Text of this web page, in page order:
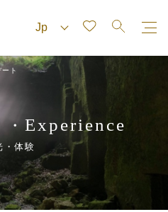
ート
・ Experience
・体験